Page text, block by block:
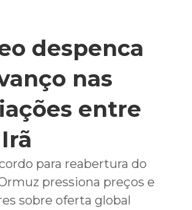
despenca
nas
entre
para reabertura do
pressiona preços e
sobre oferta global